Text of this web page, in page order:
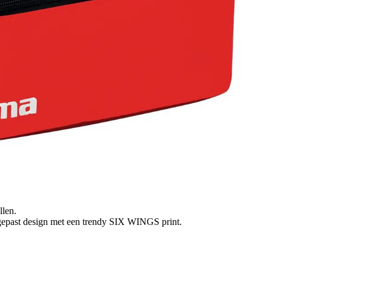
design met een trendy SIX WINGS print.